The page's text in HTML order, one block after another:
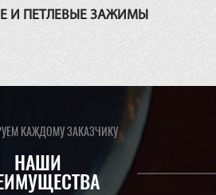
И ПЕТЛЕВЫЕ ЗАЖИМЫ
КАЖДОМУ ЗАКАЗЧИКУ
НАШИ